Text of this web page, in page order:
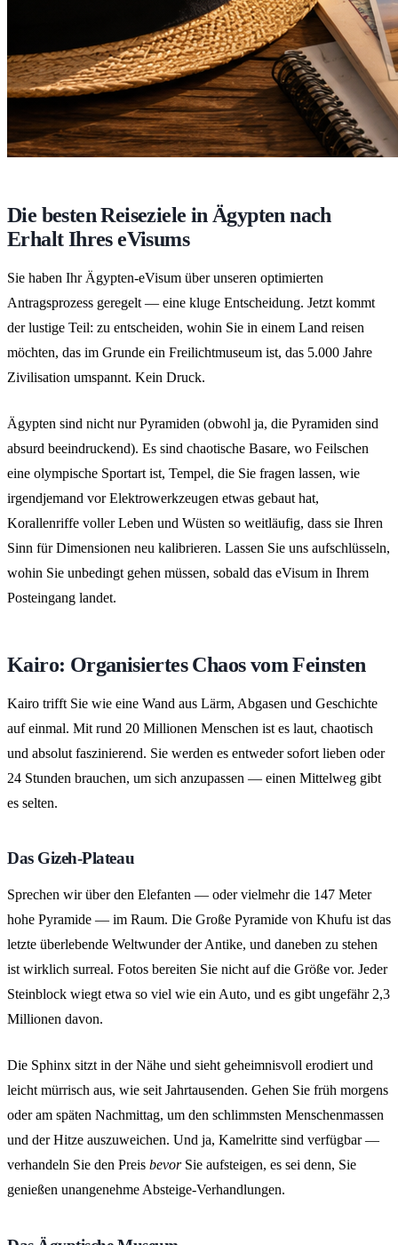
Die besten Reiseziele in Ägypten nach
Erhalt Ihres eVisums
Sie haben Ihr Ägypten-eVisum über unseren optimierten
Antragsprozess geregelt — eine kluge Entscheidung. Jetzt kommt
der lustige Teil: zu entscheiden, wohin Sie in einem Land reisen
möchten, das im Grunde ein Freilichtmuseum ist, das 5.000 Jahre
Zivilisation umspannt. Kein Druck.
Ägypten sind nicht nur Pyramiden (obwohl ja, die Pyramiden sind
absurd beeindruckend). Es sind chaotische Basare, wo Feilschen
eine olympische Sportart ist, Tempel, die Sie fragen lassen, wie
irgendjemand vor Elektrowerkzeugen etwas gebaut hat,
Korallenriffe voller Leben und Wüsten so weitläufig, dass sie Ihren
Sinn für Dimensionen neu kalibrieren. Lassen Sie uns aufschlüsseln,
wohin Sie unbedingt gehen müssen, sobald das eVisum in Ihrem
Posteingang landet.
Kairo: Organisiertes Chaos vom Feinsten
Kairo trifft Sie wie eine Wand aus Lärm, Abgasen und Geschichte
auf einmal. Mit rund 20 Millionen Menschen ist es laut, chaotisch
und absolut faszinierend. Sie werden es entweder sofort lieben oder
24 Stunden brauchen, um sich anzupassen — einen Mittelweg gibt
es selten.
Das Gizeh-Plateau
Sprechen wir über den Elefanten — oder vielmehr die 147 Meter
hohe Pyramide — im Raum. Die Große Pyramide von Khufu ist das
letzte überlebende Weltwunder der Antike, und daneben zu stehen
ist wirklich surreal. Fotos bereiten Sie nicht auf die Größe vor. Jeder
Steinblock wiegt etwa so viel wie ein Auto, und es gibt ungefähr 2,3
Millionen davon.
Die Sphinx sitzt in der Nähe und sieht geheimnisvoll erodiert und
leicht mürrisch aus, wie seit Jahrtausenden. Gehen Sie früh morgens
oder am späten Nachmittag, um den schlimmsten Menschenmassen
und der Hitze auszuweichen. Und ja, Kamelritte sind verfügbar —
verhandeln Sie den Preis bevorSie aufsteigen, es sei denn, Sie
genießen unangenehme Absteige-Verhandlungen.